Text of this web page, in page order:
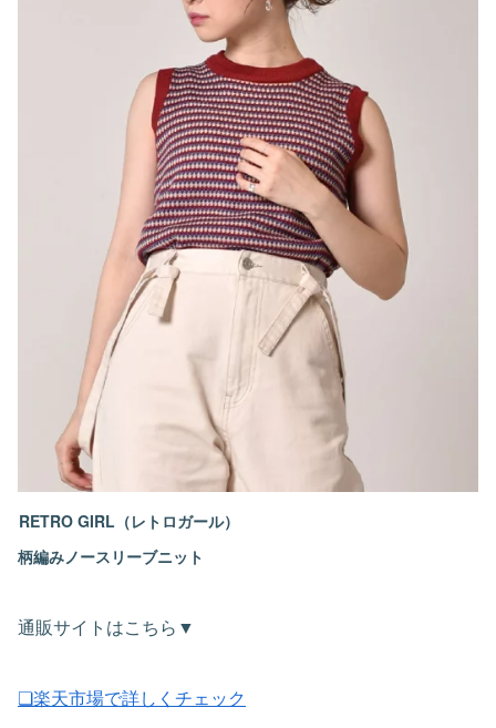
RETRO GIRL（レトロガール）
柄編みノースリーブニット
通販サイトはこちら▼
❏楽天市場で詳しくチェック